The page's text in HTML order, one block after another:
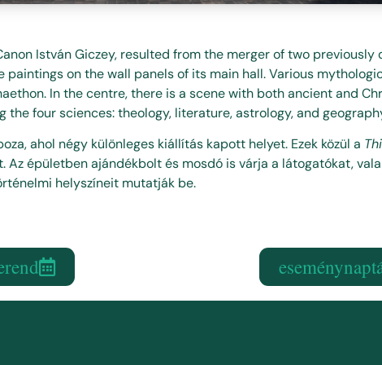
István Giczey, resulted from the merger of two previously
on the wall panels of its main hall. Various
In the centre, there is a scene with both ancient and
four sciences: theology, literature, astrology, and
ahol négy különleges kiállítás kapott helyet. Ezek közül a
épületben ajándékbolt és mosdó is várja a látogatókat,
helyszíneit mutatják be.